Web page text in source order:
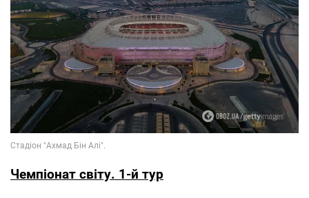
Чемпіонат світу. 1-й тур